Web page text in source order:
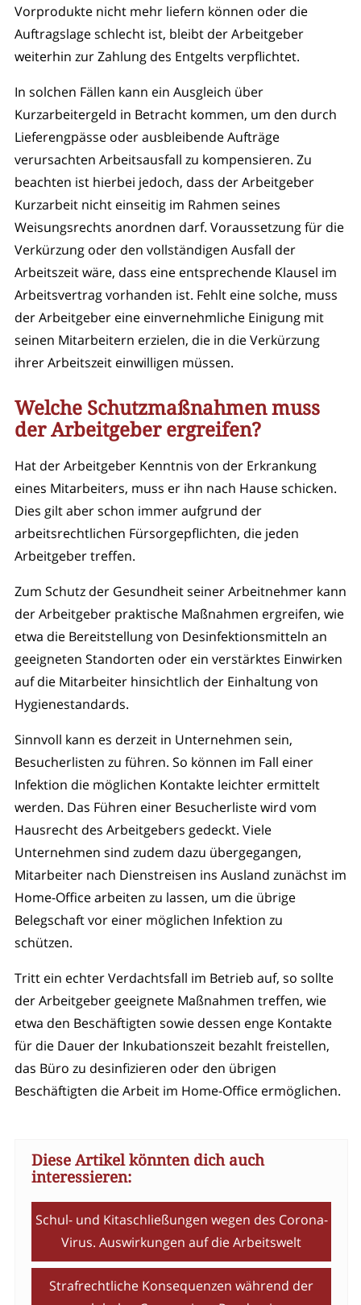
Vorprodukte nicht mehr liefern können oder die
Auftragslage schlecht ist, bleibt der Arbeitgeber
weiterhin zur Zahlung des Entgelts verpflichtet.
In solchen Fällen kann ein Ausgleich über
Kurzarbeitergeld in Betracht kommen, um den durch
Lieferengpässe oder ausbleibende Aufträge
verursachten Arbeitsausfall zu kompensieren. Zu
beachten ist hierbei jedoch, dass der Arbeitgeber
Kurzarbeit nicht einseitig im Rahmen seines
Weisungsrechts anordnen darf. Voraussetzung für die
Verkürzung oder den vollständigen Ausfall der
Arbeitszeit wäre, dass eine entsprechende Klausel im
Arbeitsvertrag vorhanden ist. Fehlt eine solche, muss
der Arbeitgeber eine einvernehmliche Einigung mit
seinen Mitarbeitern erzielen, die in die Verkürzung
ihrer Arbeitszeit einwilligen müssen.
Welche Schutzmaßnahmen muss
der Arbeitgeber ergreifen?
Hat der Arbeitgeber Kenntnis von der Erkrankung
eines Mitarbeiters, muss er ihn nach Hause schicken.
Dies gilt aber schon immer aufgrund der
arbeitsrechtlichen Fürsorgepflichten, die jeden
Arbeitgeber treffen.
Zum Schutz der Gesundheit seiner Arbeitnehmer kann
der Arbeitgeber praktische Maßnahmen ergreifen, wie
etwa die Bereitstellung von Desinfektionsmitteln an
geeigneten Standorten oder ein verstärktes Einwirken
auf die Mitarbeiter hinsichtlich der Einhaltung von
Hygienestandards.
Sinnvoll kann es derzeit in Unternehmen sein,
Besucherlisten zu führen. So können im Fall einer
Infektion die möglichen Kontakte leichter ermittelt
werden. Das Führen einer Besucherliste wird vom
Hausrecht des Arbeitgebers gedeckt. Viele
Unternehmen sind zudem dazu übergegangen,
Mitarbeiter nach Dienstreisen ins Ausland zunächst im
Home-Office arbeiten zu lassen, um die übrige
Belegschaft vor einer möglichen Infektion zu
schützen.
Tritt ein echter Verdachtsfall im Betrieb auf, so sollte
der Arbeitgeber geeignete Maßnahmen treffen, wie
etwa den Beschäftigten sowie dessen enge Kontakte
für die Dauer der Inkubationszeit bezahlt freistellen,
das Büro zu desinfizieren oder den übrigen
Beschäftigten die Arbeit im Home-Office ermöglichen.
Diese Artikel könnten dich auch
interessieren:
Schul- und Kitaschließungen wegen des Corona-
Virus. Auswirkungen auf die Arbeitswelt
Strafrechtliche Konsequenzen während der